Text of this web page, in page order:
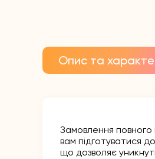
Опис та
Замовлення
вам підготуватися
що дозволяє